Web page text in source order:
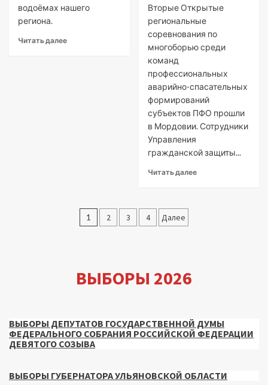
водоёмах нашего
региона.
Читать далее
Вторые Открытые
региональные
соревнования по
многоборью среди
команд
профессиональных
аварийно-спасательных
формирований
субъектов ПФО прошли
в Мордовии. Сотрудники
Управления
гражданской защиты...
Читать далее
Пагинация
1 2 3 4 Далее
ВЫБОРЫ 2026
ВЫБОРЫ ДЕПУТАТОВ ГОСУДАРСТВЕННОЙ ДУМЫ
ФЕДЕРАЛЬНОГО СОБРАНИЯ РОССИЙСКОЙ ФЕДЕРАЦИИ
ДЕВЯТОГО СОЗЫВА
ВЫБОРЫ ГУБЕРНАТОРА УЛЬЯНОВСКОЙ ОБЛАСТИ